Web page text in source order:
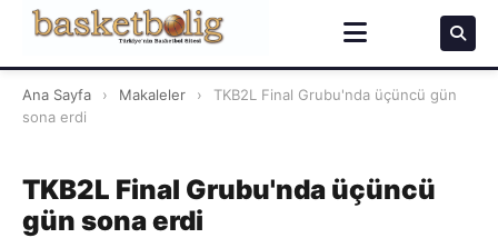
Ana Sayfa › Makaleler ›
TKB2L Final Grubu'nda üçüncü gün
sona erdi
TKB2L Final Grubu'nda üçüncü
gün sona erdi